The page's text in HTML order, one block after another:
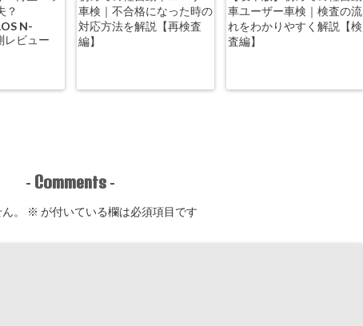
？
N-
レビュー
車検｜不合格になった時の
対応方法を解説【再検査
編】
車ユーザー車検｜検査の流
れをわかりやすく解説【検
査編】
- Comments -
。 ※ が付いている欄は必須項目です